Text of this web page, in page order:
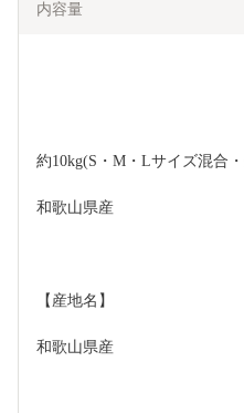
内容量
約10kg(S・M・Lサイズ混合
和歌山県産
【産地名】
和歌山県産